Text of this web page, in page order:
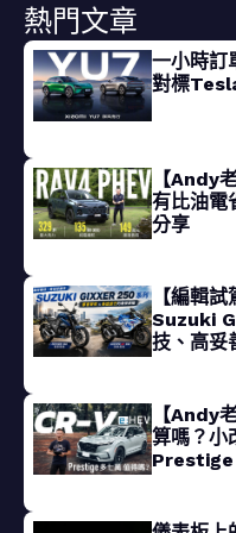
熱門文章
一小時訂
對標
【Andy
有比油電
分享
【編輯
Suzuki
技、高妥
【Andy
算嗎？
Prestige